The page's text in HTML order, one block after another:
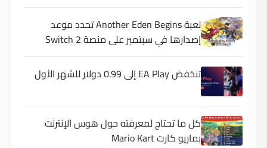
لعبة Another Eden Begins تحدد موعد
إصدارها في سبتمبر على منصة Switch 2
تنخفض EA Play إلى 0.99 دولار للشهر الأول
كل ما تحتاج لمعرفته حول هوس الإنترنت
بماريو كارت Mario Kart